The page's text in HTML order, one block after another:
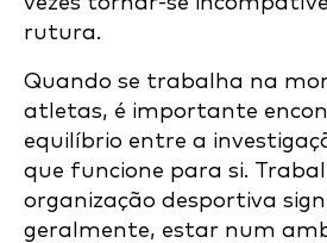
rutura.
Quando se trabalha na
atletas, é importante
equilíbrio entre a
que funcione para si.
organização desportiva
geralmente, estar num